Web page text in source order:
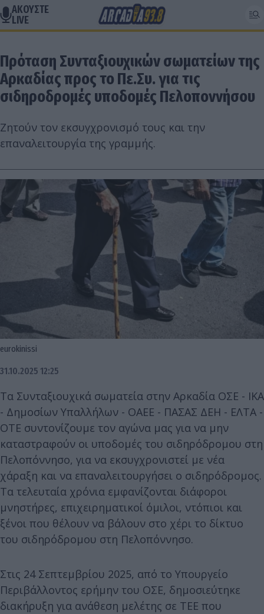
ΑΚΟΥΣΤΕ
LIVE
Πρόταση Συνταξιουχικών σωματείων της
Αρκαδίας προς το Πε.Συ. για τις
σιδηροδρομές υποδομές Πελοποννήσου
Ζητούν τον εκσυγχρονισμό τους και την
επαναλειτουργία της γραμμής.
eurokinissi
31.10.2025 12:25
Τα Συνταξιουχικά σωματεία στην Αρκαδία ΟΣΕ - ΙΚΑ
- Δημοσίων Υπαλλήλων - ΟΑΕΕ - ΠΑΣΑΣ ΔΕΗ - ΕΛΤΑ -
ΟΤΕ συντονίζουμε τον αγώνα μας για να μην
καταστραφούν οι υποδομές του σιδηρόδρομου στη
Πελοπόννησο, για να εκσυγχρονιστεί με νέα
χάραξη και να επαναλειτουργήσει ο σιδηρόδρομος.
Τα τελευταία χρόνια εμφανίζονται διάφοροι
μνηστήρες, επιχειρηματικοί όμιλοι, ντόπιοι και
ξένοι που θέλουν να βάλουν στο χέρι το δίκτυο
του σιδηρόδρομου στη Πελοπόννησο.
Στις 24 Σεπτεμβρίου 2025, από το Υπουργείο
Περιβάλλοντος ερήμην του ΟΣΕ, δημοσιεύτηκε
διακήρυξη για ανάθεση μελέτης σε ΤΕΕ που